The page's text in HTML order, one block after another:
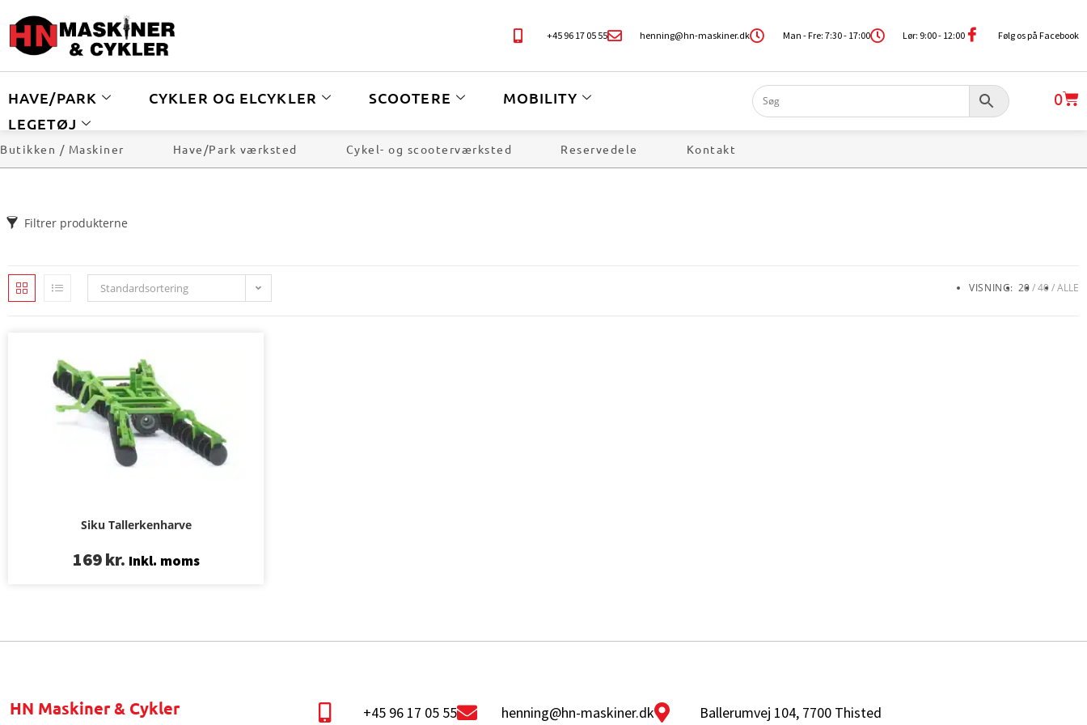
+45 96 17 05 55 henning@hn-maskiner.dk Man - Fre: 7:30 - 17:00 Lør: 9:00 - 12:00 Følg os på Facebook
HAVE/PARK CYKLER OG ELCYKLER SCOOTERE
MOBILITY
LEGETØJ
0
Butikken / Maskiner Have/Park værksted Cykel- og scooterværksted Reservedele Kontakt
Filtrer produkterne
Standardsortering VISNING: 20 40 ALLE
Siku Tallerkenharve
169kr. Inkl. moms
HN Maskiner & Cykler +45 96 17 05 55 henning@hn-maskiner.dk Ballerumvej 104, 7700 Thisted